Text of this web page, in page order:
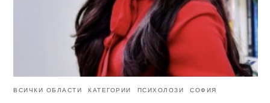
ВСИЧКИ ОБЛАСТИ КАТЕГОРИИ ПСИХОЛОЗИ СОФИЯ